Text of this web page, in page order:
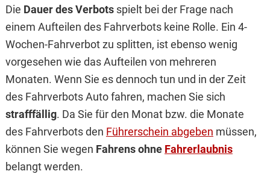
Die Dauer des Verbotsspielt bei der Frage nach
einem Aufteilen des Fahrverbots keine Rolle. Ein 4-
Wochen-Fahrverbot zu splitten, ist ebenso wenig
vorgesehen wie das Aufteilen von mehreren
Monaten. Wenn Sie es dennoch tun und in der Zeit
des Fahrverbots Auto fahren, machen Sie sich
strafffällig. Da Sie für den Monat bzw. die Monate
des Fahrverbots den Führerschein abgeben müssen,
können Sie wegen Fahrens ohne Fahrerlaubnis
belangt werden.